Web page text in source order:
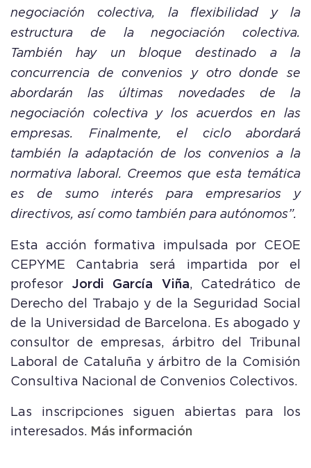
negociación colectiva, la flexibilidad y la
estructura de la negociación colectiva.
También hay un bloque destinado a la
concurrencia de convenios y otro donde se
abordarán las últimas novedades de la
negociación colectiva y los acuerdos en las
empresas. Finalmente, el ciclo abordará
también la adaptación de los convenios a la
normativa laboral. Creemos que esta temática
es de sumo interés para empresarios y
directivos, así como también para autónomos”.
Esta acción formativa impulsada por CEOE
CEPYME Cantabria será impartida por el
profesor Jordi García Viña, Catedrático de
Derecho del Trabajo y de la Seguridad Social
de la Universidad de Barcelona. Es abogado y
consultor de empresas, árbitro del Tribunal
Laboral de Cataluña y árbitro de la Comisión
Consultiva Nacional de Convenios Colectivos.
Las inscripciones siguen abiertas para los
interesados. Más información